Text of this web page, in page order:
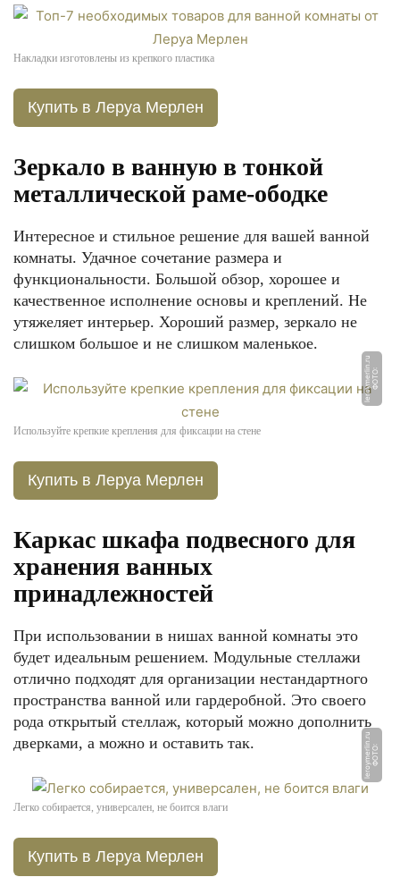
Накладки изготовлены из крепкого пластика
Купить в Леруа Мерлен
Зеркало в ванную в тонкой
металлической раме-ободке
Интересное и стильное решение для вашей ванной
комнаты. Удачное сочетание размера и
функциональности. Большой обзор, хорошее и
качественное исполнение основы и креплений. Не
утяжеляет интерьер. Хороший размер, зеркало не
слишком большое и не слишком маленькое.
Ф
О
Т
О:
l
e
r
o
y
m
e
rli
n.
r
u
Используйте крепкие крепления для фиксации на стене
Купить в Леруа Мерлен
Каркас шкафа подвесного для
хранения ванных
принадлежностей
При использовании в нишах ванной комнаты это
будет идеальным решением. Модульные стеллажи
отлично подходят для организации нестандартного
пространства ванной или гардеробной. Это своего
рода открытый стеллаж, который можно дополнить
дверками, а можно и оставить так.
Ф
О
Т
О:
l
e
r
o
y
m
e
rli
n.
r
u
Легко собирается, универсален, не боится влаги
Купить в Леруа Мерлен